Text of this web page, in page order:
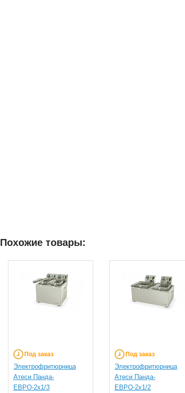
Похожие товары:
Под заказ
Электрофритюрница
Атеси Панда-
ЕВРО-2х1/3
Под заказ
Электрофритюрница
Атеси Панда-
ЕВРО-2х1/2